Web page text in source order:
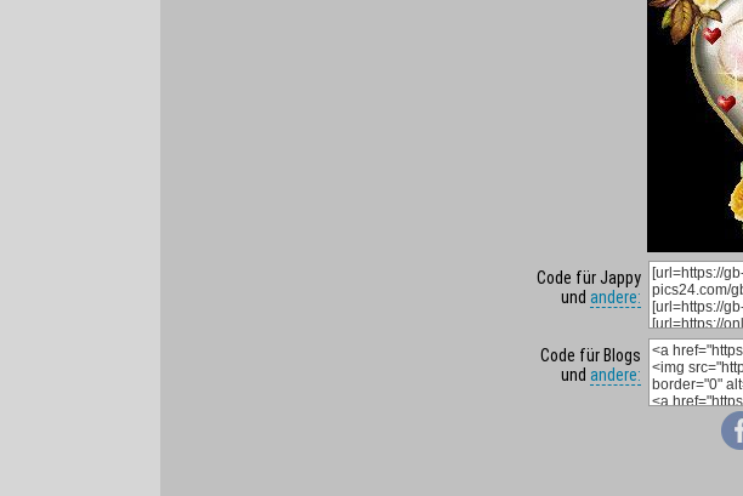
Code für Jappy
und andere:
Code für Blogs
und andere: